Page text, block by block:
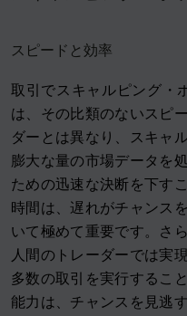
スピードと効率
取引でスキャルピング・
は、その比類のないスピ
ダーとは異なり、スキャ
膨大な量の市場データを
ための迅速な決断を下す
時間は、遅れがチャンス
いて極めて重要です。さ
人間のトレーダーでは実
多数の取引を実行するこ
能力は、チャンスを見逃